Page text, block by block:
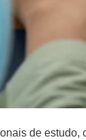
de